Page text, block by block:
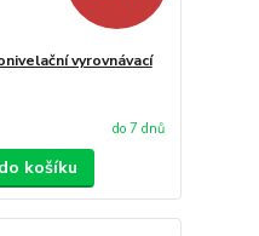
vyrovnávací
do 7 dnů
košíku